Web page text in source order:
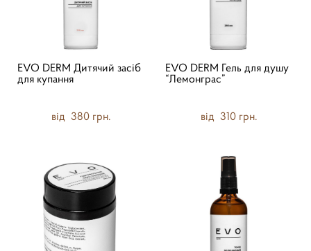
EVO DERM Дитячий засіб
для купання
від 380 грн.
EVO DERM Гель для душу
“Лемонграс”
від 310 грн.